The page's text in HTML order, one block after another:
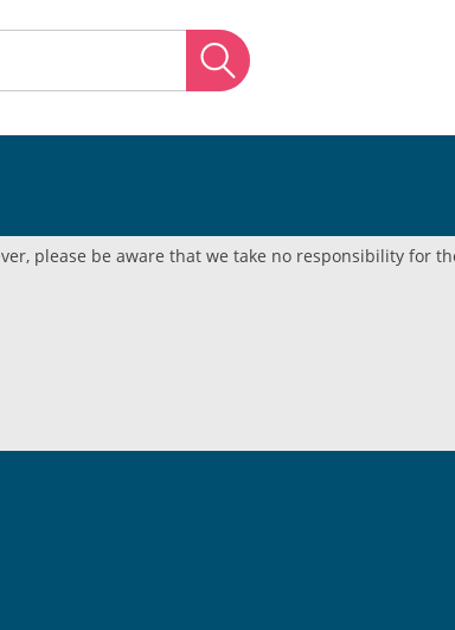
please be aware that we take no responsibility for